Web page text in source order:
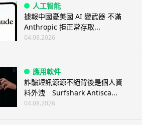
人工智能
據報中國憂美國 AI 變武器 不滿
Anthropic 拒正常存取...
04.08.2026
應用軟件
詐騙短訊源源不絕背後是個人資
料外洩 Surfshark Antisca...
04.08.2026